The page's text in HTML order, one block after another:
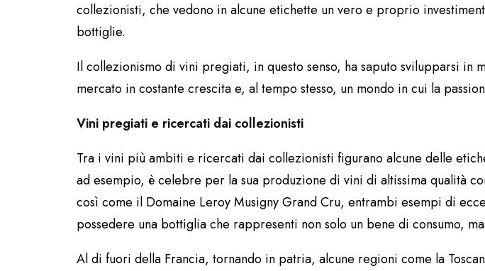
collezionisti, che vedono in alcune etichette un vero e proprio
bottiglie.
Il collezionismo di vini pregiati, in questo senso, ha saputo svilupparsi
mercato in costante crescita e, al tempo stesso, un mondo in cui la
Vini pregiati e ricercati dai collezionisti
Tra i vini più ambiti e ricercati dai collezionisti figurano alcune delle
ad esempio, è celebre per la sua produzione di vini di altissima qualità
così come il Domaine Leroy Musigny Grand Cru, entrambi esempi di
possedere una bottiglia che rappresenti non solo un bene di consumo,
Al di fuori della Francia, tornando in patria, alcune regioni come la